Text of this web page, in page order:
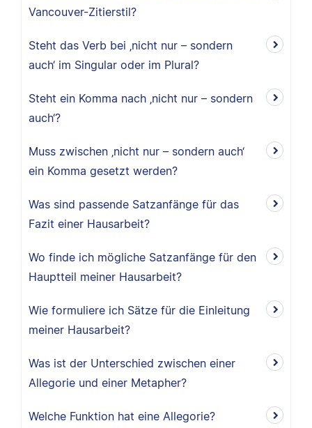
Vancouver-Zitierstil?
Steht das Verb bei ‚nicht nur – sondern
auch‘ im Singular oder im Plural?
Steht ein Komma nach ‚nicht nur – sondern
auch‘?
Muss zwischen ‚nicht nur – sondern auch‘
ein Komma gesetzt werden?
Was sind passende Satzanfänge für das
Fazit einer Hausarbeit?
Wo finde ich mögliche Satzanfänge für den
Hauptteil meiner Hausarbeit?
Wie formuliere ich Sätze für die Einleitung
meiner Hausarbeit?
Was ist der Unterschied zwischen einer
Allegorie und einer Metapher?
Welche Funktion hat eine Allegorie?